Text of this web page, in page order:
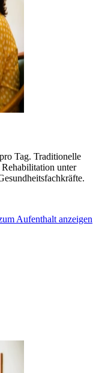
Tag. Traditionelle
unter
Aufenthalt anzeigen